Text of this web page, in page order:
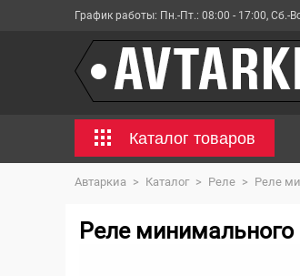
График работы: Пн.-Пт.: 08:00 - 17:00, Сб.-
Каталог товаров
Автаркиа > Каталог > Реле > Реле
Реле